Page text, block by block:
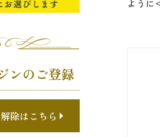
ように
ンのご登録
除はこちら